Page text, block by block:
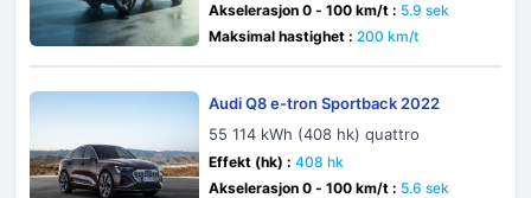
Akselerasjon 0 - 100 km/t : 5.9 sek
Maksimal hastighet : 200 km/t
Audi Q8 e-tron Sportback 2022
55 114 kWh (408 hk) quattro
Effekt (hk) : 408 hk
Akselerasjon 0 - 100 km/t : 5.6 sek